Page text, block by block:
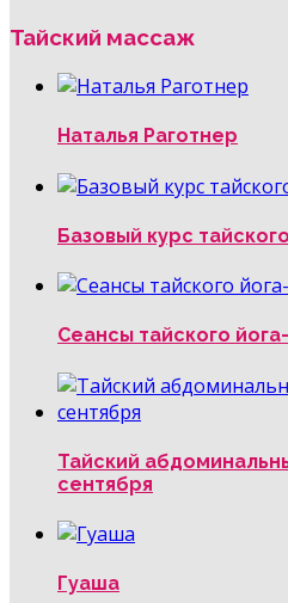
Тайский массаж
Наталья Раготнер
Базовый курс
Сеансы тайского
Тайский
сентября
Гуаша